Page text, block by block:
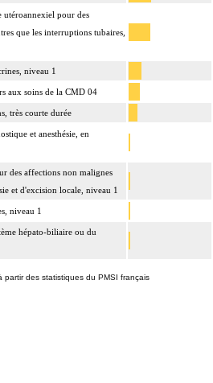
utéroannexiel pour des
que les interruptions tubaires,
niveau 1
aux soins de la CMD 04
très courte durée
et anesthésie, en
des affections non malignes
et d'excision locale, niveau 1
niveau 1
hépato-biliaire ou du
des statistiques du PMSI français